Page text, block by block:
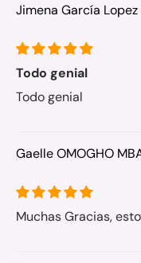
Jimena García Lopez
Todo genial
Todo genial
Gaelle OMOGHO
Muchas Gracias,